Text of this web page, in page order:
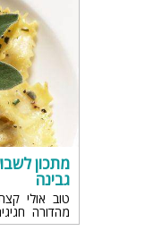
מתכון
גבינה
טוב אולי
מהדורה
במחיר זהה!!!